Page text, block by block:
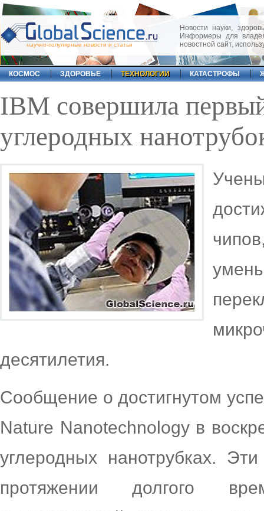
научно-популярные новости и статьи
Новости науки,
Информеры для
новостной сайт,
КОСМОС ЗДОРОВЬЕ ТЕХНОЛОГИИ КАТАСТРОФЫ
IBM совершила
углеродных
десятилетия.
Сообщение о достигнутом
Nature Nanotechnology в
углеродных нанотрубках.
протяжении долгого